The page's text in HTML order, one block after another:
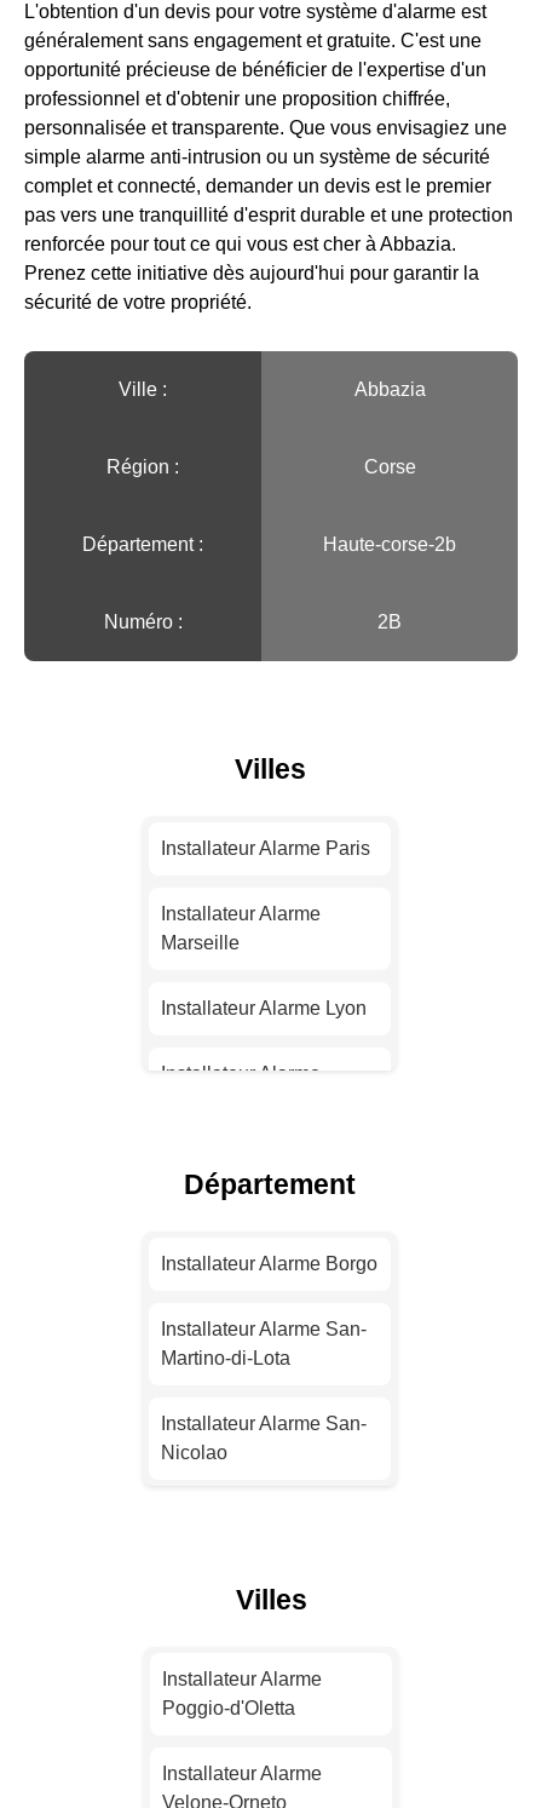
L'obtention d'un devis pour votre système d'alarme est
généralement sans engagement et gratuite. C'est une
opportunité précieuse de bénéficier de l'expertise d'un
professionnel et d'obtenir une proposition chiffrée,
personnalisée et transparente. Que vous envisagiez une
simple alarme anti-intrusion ou un système de sécurité
complet et connecté, demander un devis est le premier
pas vers une tranquillité d'esprit durable et une protection
renforcée pour tout ce qui vous est cher à Abbazia.
Prenez cette initiative dès aujourd'hui pour garantir la
sécurité de votre propriété.
Ville :️ Abbazia
Région :️ Corse
Département : Haute-corse-2b
Numéro : 2B
Villes
Installateur Alarme Paris
Installateur Alarme
Marseille
Installateur Alarme Lyon
Installateur Alarme
Installateur Alarme Nice
Nantes
Installateur Alarme
Strasbourg
Installateur Alarme
Montpellier
Installateur Alarme Lille
Installateur Alarme
Rennes
Installateur Alarme
Reims
Département
Installateur Alarme Borgo
Installateur Alarme San-
Martino-di-Lota
Installateur Alarme San-
Nicolao
Installateur Alarme L'Île-
Installateur Alarme
Installateur Alarme
Villes
Installateur Alarme
Poggio-d'Oletta
Installateur Alarme
Velone-Orneto